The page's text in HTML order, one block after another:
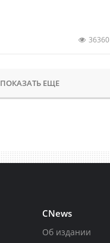
36360
ПОКАЗАТЬ ЕЩЕ
CNews
Об издании